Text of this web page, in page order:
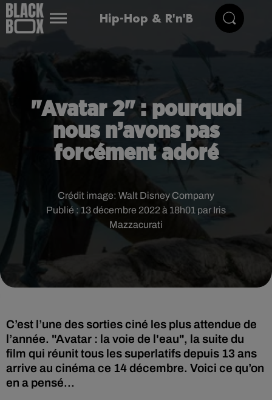
Hip-Hop & R'n'B
"Avatar 2" : pourquoi
nous n’avons pas
forcément adoré
Publié : 13 décembre 2022 à 18h01 par Iris
Mazzacurati
Crédit image: Walt Disney Company
C’est l’une des sorties ciné les plus attendue de
l’année. "Avatar : la voie de l'eau", la suite du
film qui réunit tous les superlatifs depuis 13 ans
arrive au cinéma ce 14 décembre. Voici ce qu’on
en a pensé...